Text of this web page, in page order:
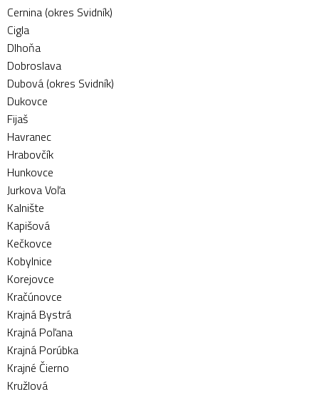
Cernina (okres Svidník)
Cigla
Dlhoňa
Dobroslava
Dubová (okres Svidník)
Dukovce
Fijaš
Havranec
Hrabovčík
Hunkovce
Jurkova Voľa
Kalnište
Kapišová
Kečkovce
Kobylnice
Korejovce
Kračúnovce
Krajná Bystrá
Krajná Poľana
Krajná Porúbka
Krajné Čierno
Kružlová